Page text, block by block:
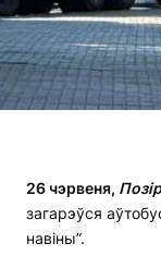
26 чэрвеня,
загарэўся
навіны”.